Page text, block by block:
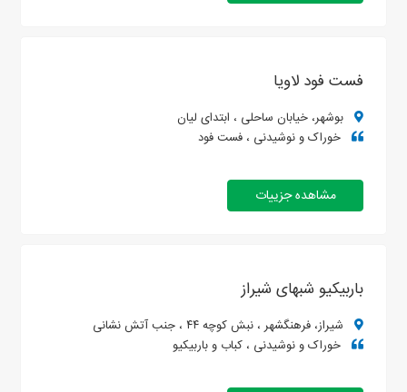
فست فود لاویا
بوشهر، خیابان ساحلی ، ابتدای لیان
خوراک و نوشیدنی ، فست فود
مشاهده جزییات
باربیکیو شبهای شیراز
شیراز، فرهنگشهر ، نبش کوچه ۴۴ ، جنب آتش نشانی
خوراک و نوشیدنی ، کباب و باربیکیو